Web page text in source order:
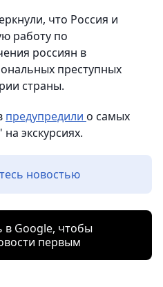
что Россия и
работу по
россиян в
преступных
страны.
предупредили о самых
экскурсиях.
новостью
в Google, чтобы
первым